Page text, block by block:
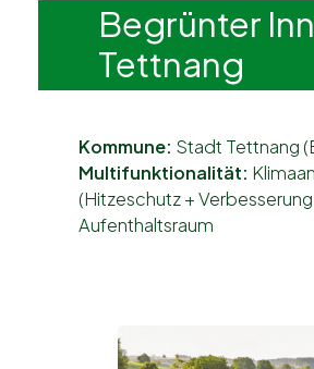
Begrünter
Tettnang
Kommune: Stadt Tettnang
Multifunktionalität:
(Hitzeschutz +
Aufenthaltsraum